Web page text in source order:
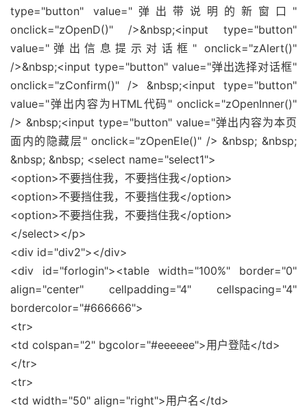
type="button" value="弹出带说明的新窗口"
onclick="zOpenD()" />&nbsp;<input type="button"
value="弹出信息提示对话框" onclick="zAlert()"
/>&nbsp;<input type="button" value="弹出选择对话框"
onclick="zConfirm()" /> &nbsp;<input type="button"
value="弹出内容为HTML代码" onclick="zOpenInner()"
/> &nbsp;<input type="button" value="弹出内容为本页
面内的隐藏层" onclick="zOpenEle()" /> &nbsp; &nbsp;
&nbsp; &nbsp; <select name="select1">
<option>不要挡住我，不要挡住我</option>
<option>不要挡住我，不要挡住我</option>
<option>不要挡住我，不要挡住我</option>
</select></p>
<div id="div2"></div>
<div id="forlogin"><table width="100%" border="0"
align="center" cellpadding="4" cellspacing="4"
bordercolor="#666666">
<tr>
<td colspan="2" bgcolor="#eeeeee">用户登陆</td>
</tr>
<tr>
<td width="50" align="right">用户名</td>